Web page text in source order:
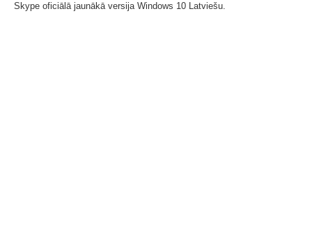
Skype oficiālā jaunākā versija Windows 10 Latviešu.